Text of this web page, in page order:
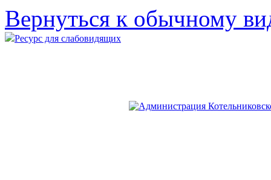
Вернуться к обычному
Ресурс для слабовидящих